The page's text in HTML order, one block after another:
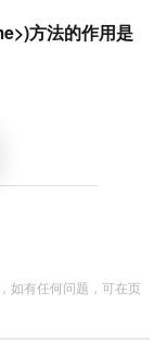
方法的作用是
如有任何问题，可在页